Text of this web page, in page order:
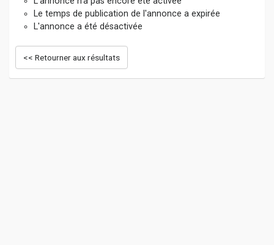
Le temps de publication de l'annonce a expirée
L'annonce a été désactivée
<< Retourner aux résultats